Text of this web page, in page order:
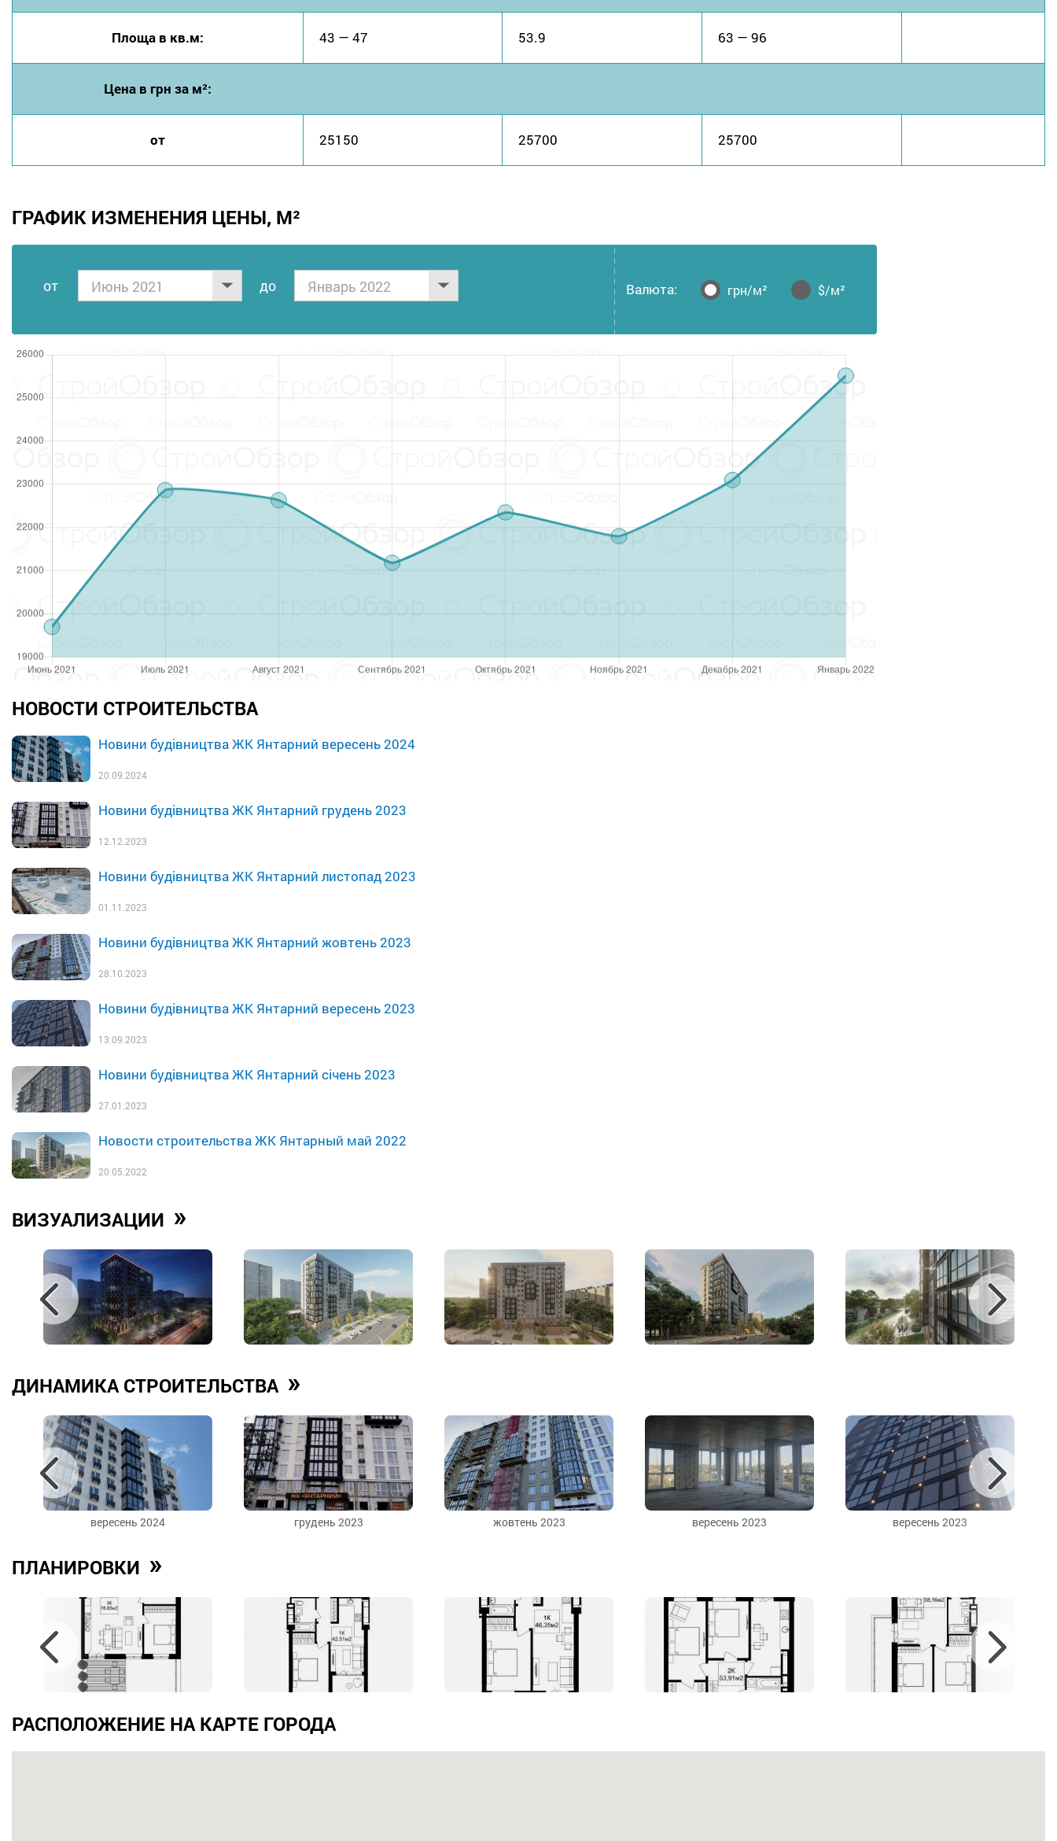
Площа в кв.м: 43 — 47 53.9 63 — 96
Цена в грн за м²:
от 25150 25700 25700
ГРАФИК ИЗМЕНЕНИЯ ЦЕНЫ, М²
от Июнь 2021 дo Январь 2022 Валюта: грн/м² $/м²
НОВОСТИ СТРОИТЕЛЬСТВА
Новини будівництва ЖК Янтарний вересень 2024
20.09.2024
Новини будівництва ЖК Янтарний грудень 2023
12.12.2023
Новини будівництва ЖК Янтарний листопад 2023
01.11.2023
Новини будівництва ЖК Янтарний жовтень 2023
28.10.2023
Новини будівництва ЖК Янтарний вересень 2023
13.09.2023
Новини будівництва ЖК Янтарний січень 2023
27.01.2023
Новости строительства ЖК Янтарный май 2022
20.05.2022
ВИЗУАЛИЗАЦИИ »
ДИНАМИКА СТРОИТЕЛЬСТВА »
вересень 2024 грудень 2023 жовтень 2023 вересень 2023 вересень 2023
ПЛАНИРОВКИ »
РАСПОЛОЖЕНИЕ НА КАРТЕ ГОРОДА